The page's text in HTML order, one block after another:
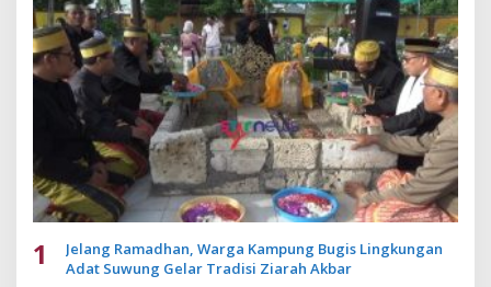
1
Jelang Ramadhan, Warga Kampung Bugis Lingkungan
Adat Suwung Gelar Tradisi Ziarah Akbar